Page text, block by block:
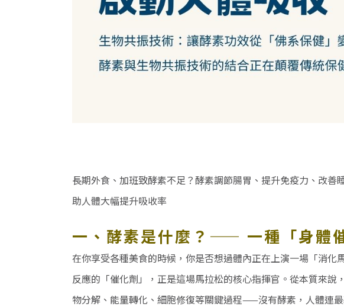
長期外食、加班致酵素不足？酵素調節腸胃、提升免疫力、改
助人體大幅提升吸收率
一、酵素是什麼？ —— 一種「身體
在你享受各種美食的時候，你是否想過體內正在上演一場「消化
反應的「催化劑」，正是這場馬拉松的核心指揮官。從本質來
物分解、能量轉化、細胞修復等關鍵過程——沒有酵素，人體連